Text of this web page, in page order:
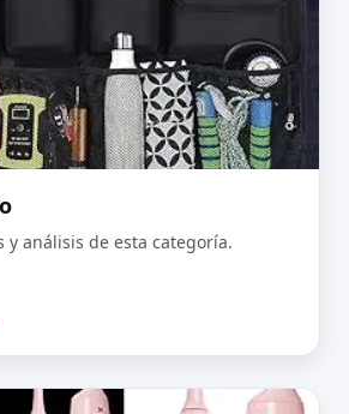
y análisis de esta categoría.